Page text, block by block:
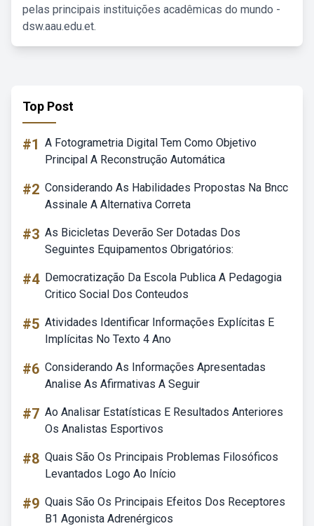
pelas principais instituições acadêmicas do mundo -
dsw.aau.edu.et.
Top Post
#1 A Fotogrametria Digital Tem Como Objetivo
Principal A Reconstrução Automática
#2 Considerando As Habilidades Propostas Na Bncc
Assinale A Alternativa Correta
#3 As Bicicletas Deverão Ser Dotadas Dos
Seguintes Equipamentos Obrigatórios:
#4 Democratização Da Escola Publica A Pedagogia
Critico Social Dos Conteudos
#5 Atividades Identificar Informações Explícitas E
Implícitas No Texto 4 Ano
#6 Considerando As Informações Apresentadas
Analise As Afirmativas A Seguir
#7 Ao Analisar Estatísticas E Resultados Anteriores
Os Analistas Esportivos
#8 Quais São Os Principais Problemas Filosóficos
Levantados Logo Ao Início
#9 Quais São Os Principais Efeitos Dos Receptores
B1 Agonista Adrenérgicos